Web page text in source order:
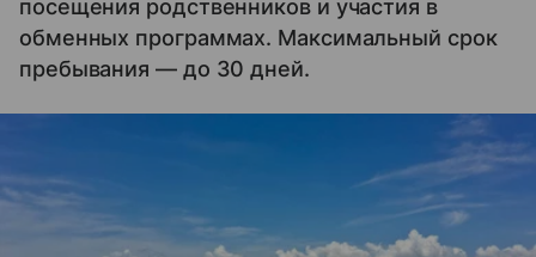
посещения родственников и участия в
обменных программах. Максимальный срок
пребывания — до 30 дней.